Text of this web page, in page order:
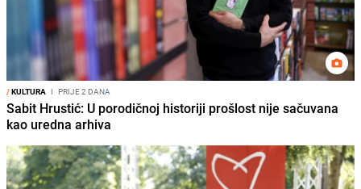
/KULTURA I PRIJE 2 DANA
Sabit Hrustić: U porodičnoj historiji prošlost nije sačuvana
kao uredna arhiva